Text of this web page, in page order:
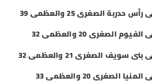
الصغرى 25 والعظمى 39
الصغرى 20 والعظمى 32
سويف الصغرى 21 والعظمى 32
الصغرى 20 والعظمى 33